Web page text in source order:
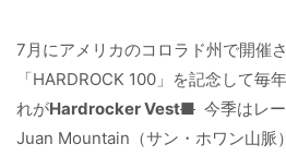
7月にアメリカのコロラド州で開催
「HARDROCK 100」を記念して毎
れがHardrocker Vest■ 今季はレ
Juan Mountain（サン・ホワン山脈